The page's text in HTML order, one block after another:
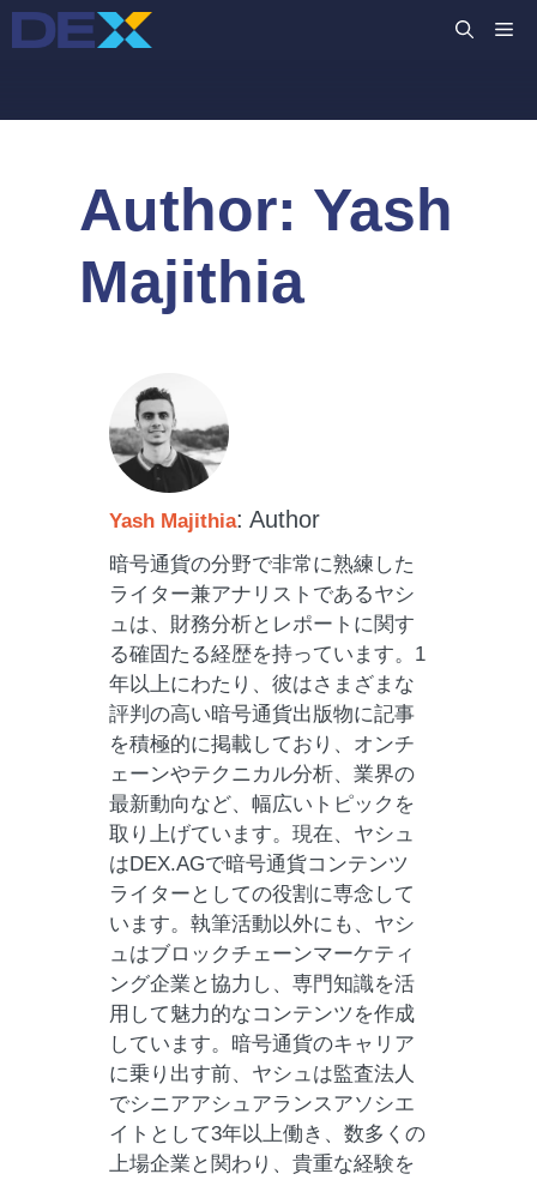
コ
ン
Author: Yash
Majithia
Yash Majithia: Author
暗号通貨の分野で非常に熟練した
ライター兼アナリストであるヤシ
ュは、財務分析とレポートに関す
る確固たる経歴を持っています。1
年以上にわたり、彼はさまざまな
評判の高い暗号通貨出版物に記事
を積極的に掲載しており、オンチ
ェーンやテクニカル分析、業界の
最新動向など、幅広いトピックを
取り上げています。現在、ヤシュ
はDEX.AGで暗号通貨コンテンツ
ライターとしての役割に専念して
います。執筆活動以外にも、ヤシ
ュはブロックチェーンマーケティ
ング企業と協力し、専門知識を活
用して魅力的なコンテンツを作成
しています。暗号通貨のキャリア
に乗り出す前、ヤシュは監査法人
でシニアアシュアランスアソシエ
イトとして3年以上働き、数多くの
上場企業と関わり、貴重な経験を